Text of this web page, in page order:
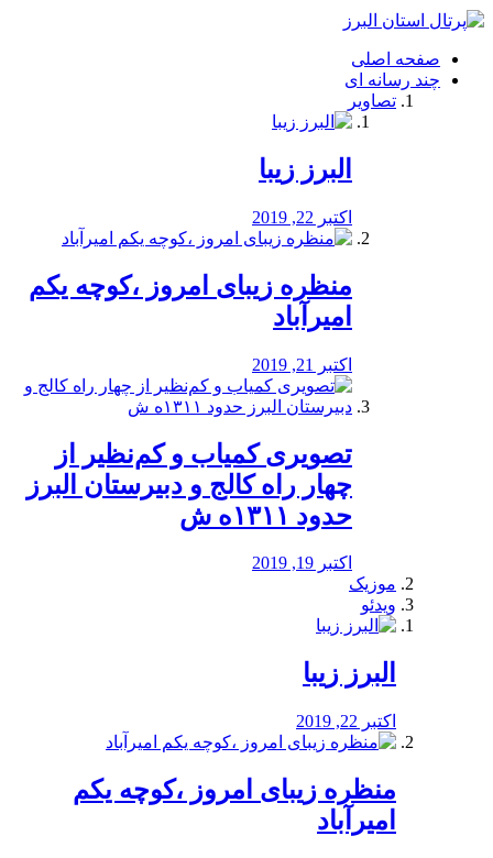
فصد
شرق
تهران
خشکشویی
صفحه اصلی
چند رسانه ای
تصاویر
البرز زیبا
اکتبر 22, 2019
منظره‌‌ زیبای امروز ،کوچه یکم
امیرآباد
اکتبر 21, 2019
️تصویری کمیاب و کم‌نظیر از
چهار راه كالج و دبيرستان البرز
حدود ۱۳۱۱ه ش
اکتبر 19, 2019
موزیک
ویدئو
البرز زیبا
اکتبر 22, 2019
منظره‌‌ زیبای امروز ،کوچه یکم
امیرآباد